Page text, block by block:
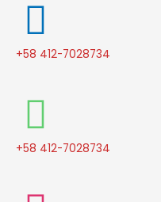
+58 412-7028734
+58 412-7028734